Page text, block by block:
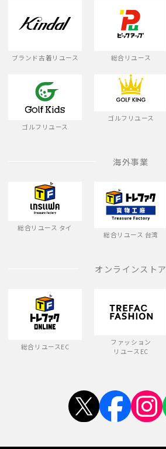
ブランド古着リユース 総合リユース
ゴルフリユース
ゴルフリユース
海外事業
総合リユース タイ
総合リユース 台湾
オンラインストア
総合リユースEC
ファッション
リユースEC